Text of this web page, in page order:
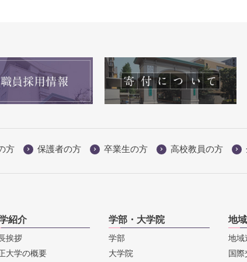
方 保護者の方 卒業生の方 高校教員の方
紹介
挨拶
大学の概要
学部・大学院
学部
大学院
地
地域
国際